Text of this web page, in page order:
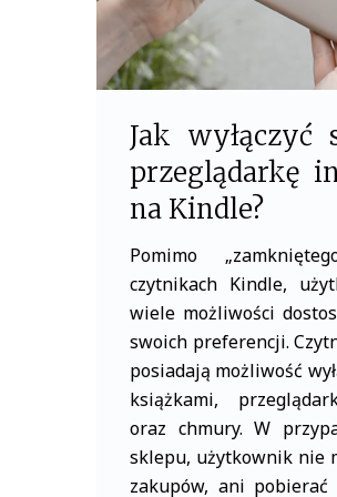
Jak wyłączyć
przeglądarkę
na Kindle?
Pomimo
czytnikach Kindle,
wiele możliwości
swoich preferencji.
posiadają możliwość
książkami,
oraz chmury. W
sklepu, użytkownik nie
zakupów, ani pobierać